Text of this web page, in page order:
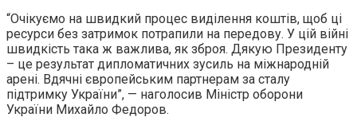
“Очікуємо на швидкий процес виділення коштів, щоб ці
ресурси без затримок потрапили на передову. У цій війні
швидкість така ж важлива, як зброя. Дякую Президенту
– це результат дипломатичних зусиль на міжнародній
арені. Вдячні європейським партнерам за сталу
підтримку України”, — наголосив Міністр оборони
України Михайло Федоров.